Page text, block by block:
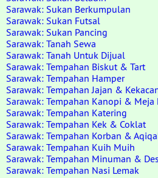
Sarawak: Sukan Berkumpulan
Sarawak: Sukan Futsal
Sarawak: Sukan Pancing
Sarawak: Tanah Sewa
Sarawak: Tanah Untuk Dijual
Sarawak: Tempahan Biskut & Tart
Sarawak: Tempahan Hamper
Sarawak: Tempahan Jajan &
Sarawak: Tempahan Kanopi & Meja
Sarawak: Tempahan Katering
Sarawak: Tempahan Kek & Coklat
Sarawak: Tempahan Korban &
Sarawak: Tempahan Kuih Muih
Sarawak: Tempahan Minuman &
Sarawak: Tempahan Nasi Lemak